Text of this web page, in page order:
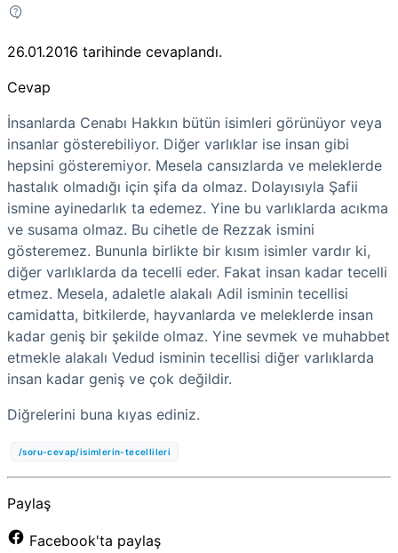
26.01.2016 tarihinde cevaplandı.
Cevap
İnsanlarda Cenabı Hakkın bütün isimleri görünüyor veya
insanlar gösterebiliyor. Diğer varlıklar ise insan gibi
hepsini gösteremiyor. Mesela cansızlarda ve meleklerde
hastalık olmadığı için şifa da olmaz. Dolayısıyla Şafii
ismine ayinedarlık ta edemez. Yine bu varlıklarda acıkma
ve susama olmaz. Bu cihetle de Rezzak ismini
gösteremez. Bununla birlikte bir kısım isimler vardır ki,
diğer varlıklarda da tecelli eder. Fakat insan kadar tecelli
etmez. Mesela, adaletle alakalı Adil isminin tecellisi
camidatta, bitkilerde, hayvanlarda ve meleklerde insan
kadar geniş bir şekilde olmaz. Yine sevmek ve muhabbet
etmekle alakalı Vedud isminin tecellisi diğer varlıklarda
insan kadar geniş ve çok değildir.
Diğrelerini buna kıyas ediniz.
/soru-cevap/isimlerin-tecellileri
Paylaş
Facebook'ta paylaş